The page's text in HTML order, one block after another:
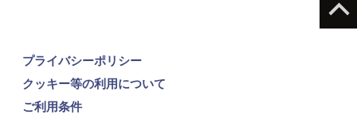
プライバシーポリシー
クッキー等の利用について
ご利用条件